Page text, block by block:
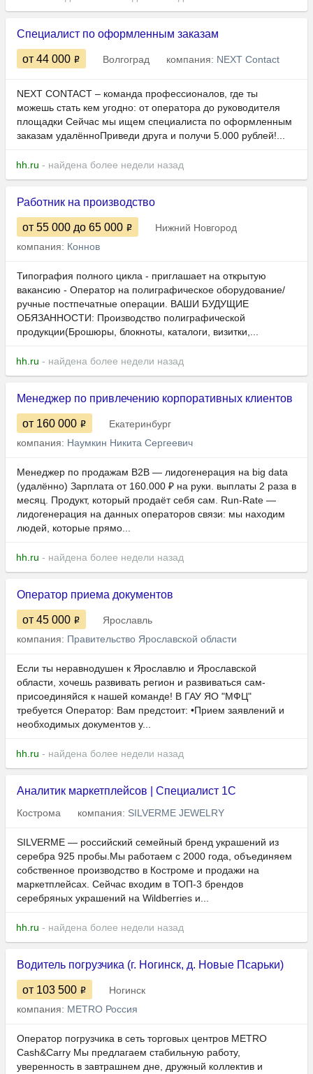
Специалист по оформленным заказам
от 44 000 Волгоград компания: NEXT Contact
NEXT CONTACT – команда профессионалов, где ты
можешь стать кем угодно: от оператора до руководителя
площадки Сейчас мы ищем специалиста по оформленным
заказам удалённоПриведи друга и получи 5.000 рублей!...
hh.ru - найдена более недели назад
Работник на производство
от 55 000 до 65 000
Нижний Новгород
компания: Коннов
Типография полного цикла - приглашает на открытую
вакансию - Оператор на полиграфическое оборудование/
ручные постпечатные операции. ВАШИ БУДУЩИЕ
ОБЯЗАННОСТИ: Производство полиграфической
продукции(Брошюры, блокноты, каталоги, визитки,...
hh.ru - найдена более недели назад
Менеджер по привлечению корпоративных клиентов
от 160 000
Екатеринбург
компания: Наумкин Никита Сергеевич
Менеджер по продажам B2B — лидогенерация на big data
(удалённо) Зарплата от 160.000 ₽ на руки. выплаты 2 раза в
месяц. Продукт, который продаёт себя сам. Run-Rate —
лидогенерация на данных операторов связи: мы находим
людей, которые прямо...
hh.ru - найдена более недели назад
Оператор приема документов
от 45 000
Ярославль
компания: Правительство Ярославской области
Если ты неравнодушен к Ярославлю и Ярославской
области, хочешь развивать регион и развиваться сам-
присоединяйся к нашей команде! В ГАУ ЯО "МФЦ"
требуется Оператор: Вам предстоит: •Прием заявлений и
необходимых документов у...
hh.ru - найдена более недели назад
Аналитик маркетплейсов | Специалист 1С
Кострома компания: SILVERME JEWELRY
SILVERME — российский семейный бренд украшений из
серебра 925 пробы.Мы работаем с 2000 года, объединяем
собственное производство в Костроме и продажи на
маркетплейсах. Сейчас входим в ТОП-3 брендов
серебряных украшений на Wildberries и...
hh.ru - найдена более недели назад
Водитель погрузчика (г. Ногинск, д. Новые Псарьки)
от 103 500
Ногинск
компания: METRO Россия
Оператор погрузчика в сеть торговых центров METRO
Cash&Carry Мы предлагаем стабильную работу,
уверенность в завтрашнем дне, дружный коллектив и